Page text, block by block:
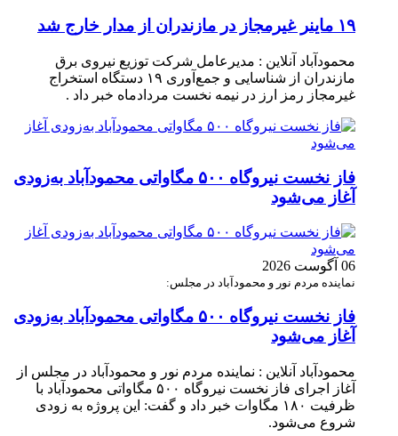
۱۹ ماینر غیرمجاز در مازندران از مدار خارج شد
محمودآباد آنلاین : مدیرعامل شرکت توزیع نیروی برق
مازندران از شناسایی و جمع‌آوری ۱۹ دستگاه استخراج
غیرمجاز رمز ارز در نیمه نخست مردادماه خبر داد .
فاز نخست نیروگاه ۵۰۰ مگاواتی محمودآباد به‌زودی
آغاز می‌شود
06 آگوست 2026
نماینده مردم نور و محمودآباد در مجلس:
فاز نخست نیروگاه ۵۰۰ مگاواتی محمودآباد به‌زودی
آغاز می‌شود
محمودآباد آنلاین : نماینده مردم نور و محمودآباد در مجلس از
آغاز اجرای فاز نخست نیروگاه ۵۰۰ مگاواتی محمودآباد با
ظرفیت ۱۸۰ مگاوات خبر داد و گفت: این پروژه به زودی
شروع می‌شود.